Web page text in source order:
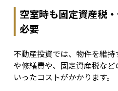
空室時も固定資産税
必要
不動産投資では、物件を維持
や修繕費や、固定資産税な
いったコストがかかります。